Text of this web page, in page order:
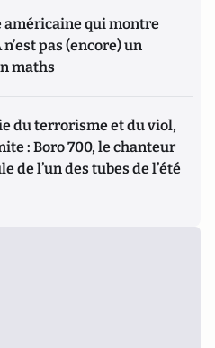
américaine qui montre
n’est pas (encore) un
maths
du terrorisme et du viol,
: Boro 700, le chanteur
de l’un des tubes de l’été